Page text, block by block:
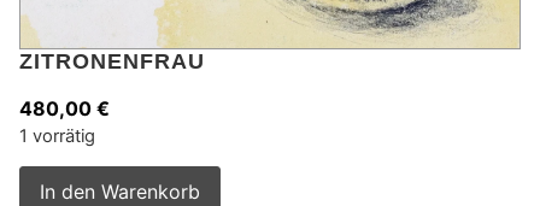
ZITRONENFRAU
480,00 €
1 vorrätig
In den Warenkorb